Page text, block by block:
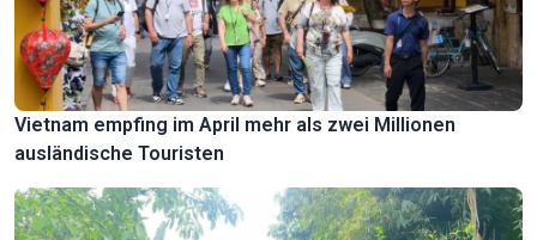
Vietnam empfing im April mehr als zwei Millionen
ausländische Touristen